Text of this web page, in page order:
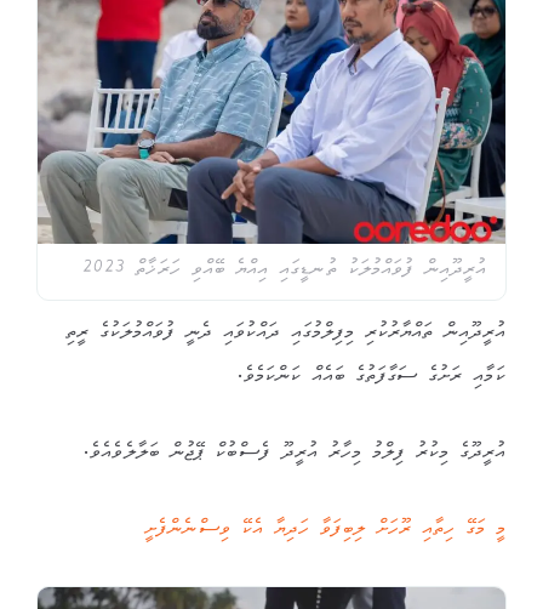
އުރީދޫއިން ފުވައްމުލަކު ތުނޑީގައި އިއްޔެ ބޭއްވި ހަރަޚާތް 2023
އުރީދޫއިން ތައްޔާރުކުރި މިފިލްމުގައި ދައްކުވައި ދެނީ ފުވައްމުލަކުގެ ރީތި
ކަމާއި ރަށުގެ ސަގާފަތުގެ ބައެއް ކަންކަމެވެ.
އުރީދޫގެ މިކުރު ފިލްމު މިހާރު އުރީދޫ ފެސްބުކް ޕޭޖުން ބަލާލެވެއެވެ.
މީ މަގޭ ހިތާއި ރޫހަށް ލިބިފަވާ ހަދިޔާ އެކޭ ވިސްނެންފެށީ